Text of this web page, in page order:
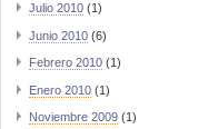
Julio 2010 (1)
Junio 2010 (6)
Febrero 2010 (1)
Enero 2010 (1)
Noviembre 2009 (1)